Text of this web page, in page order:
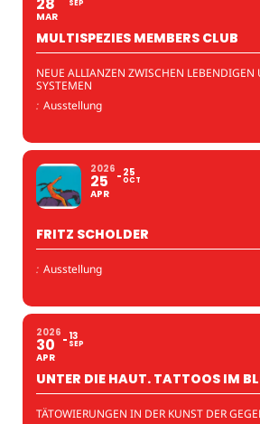
MAR
SEP
MULTISPEZIES MEMBERS CLUB
NEUE ALLIANZEN ZWISCHEN LEBENDIGEN
SYSTEMEN
: Ausstellung
2026
25
APR
25
OCT
FRITZ SCHOLDER
: Ausstellung
2026
30
APR
13
SEP
UNTER DIE HAUT. TATTOOS IM
TÄTOWIERUNGEN IN DER KUNST DER